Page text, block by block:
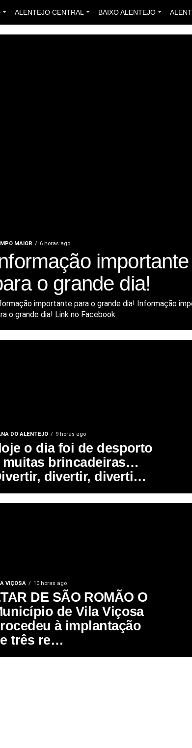
ALENTEJO CENTRAL BAIXO ALENTEJO
MAIOR 6 horas ago
importante
o grande dia!
importante para o grande dia! Informação
o grande dia! Link no Facebook
DO ALENTEJO 9 horas ago
o dia foi de desporto
muitas brincadeiras…
divertir, diverti…
VIÇOSA 10 horas ago
DE SÃO ROMÃO O
de Vila Viçosa
à implantação
três re…